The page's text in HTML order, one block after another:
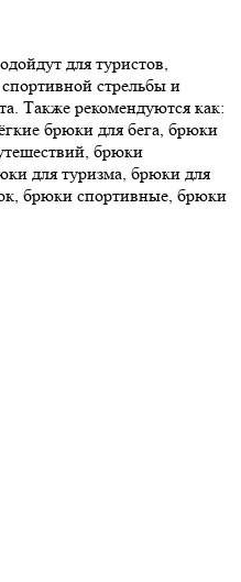
для туристов,
стрельбы и
Также рекомендуются как:
брюки для бега, брюки
брюки
для туризма, брюки для
брюки спортивные, брюки